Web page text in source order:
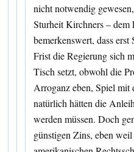
nicht notwendig
Sturheit Kirchners – dem
bemerkenswert, dass
Frist die Regierung sich
Tisch setzt, obwohl die
Arroganz eben, Spiel mit
natürlich hätten die
werden müssen. Doch
günstigen Zins, eben